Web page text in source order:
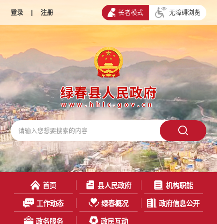
登录 | 注册 长者模式 无障碍浏览
首页 县人民政府 机构职能
工作动态 绿春概况 政府信息公开
政务服务 政民互动